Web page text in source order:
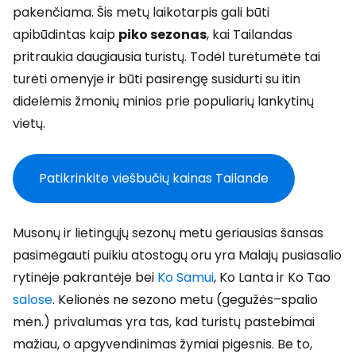
pakenčiama. Šis metų laikotarpis gali būti
apibūdintas kaip piko sezonas, kai Tailandas
pritraukia daugiausia turistų. Todėl turėtumėte tai
turėti omenyje ir būti pasirengę susidurti su itin
didelėmis žmonių minios prie populiarių lankytinų
vietų.
Patikrinkite viešbučių kainas Tailande
Musonų ir lietingųjų sezonų metu geriausias šansas
pasimėgauti puikiu atostogų oru yra Malajų pusiasalio
rytinėje pakrantėje bei Ko Samui, Ko Lanta ir Ko Tao
salose. Kelionės ne sezono metu (gegužės–spalio
mėn.) privalumas yra tas, kad turistų pastebimai
mažiau, o apgyvendinimas žymiai pigesnis. Be to,